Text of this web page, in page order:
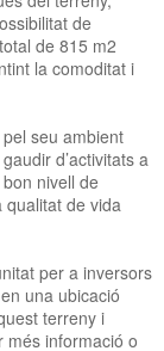
de
de 815 m2
la comoditat i
seu ambient
d’activitats a
nivell de
de vida
per a inversors
una ubicació
terreny i
més informació o